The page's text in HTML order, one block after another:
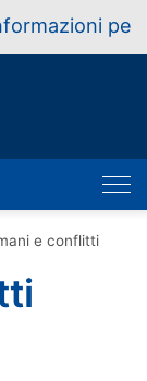
per
e conflitti